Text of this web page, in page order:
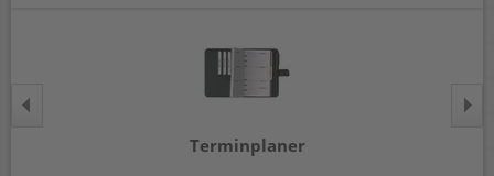
Terminplaner